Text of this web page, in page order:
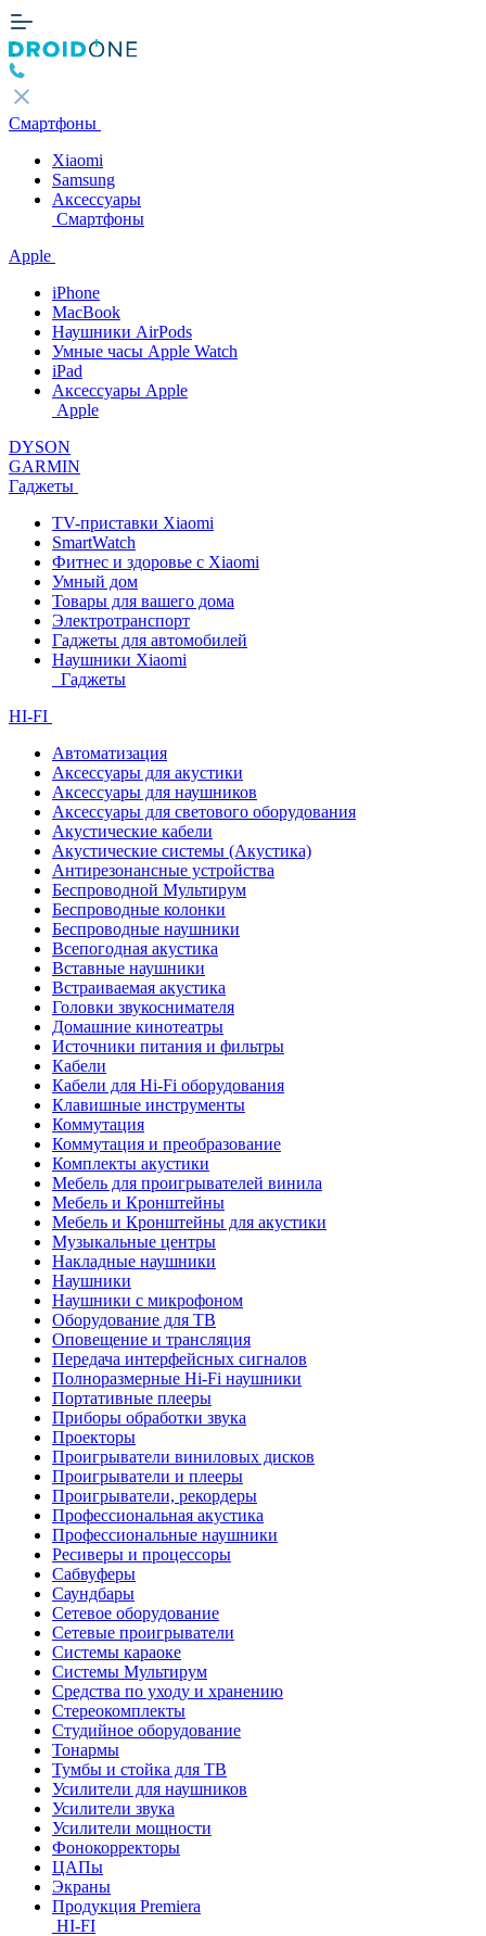
Смартфоны
Xiaomi
Samsung
Аксессуары
Смартфоны
Apple
iPhone
MacBook
Наушники AirPods
Умные часы Apple Watch
iPad
Аксессуары Apple
Apple
DYSON
GARMIN
Гаджеты
TV-приставки Xiaomi
SmartWatch
Фитнес и здоровье с Xiaomi
Умный дом
Товары для вашего дома
Электротранспорт
Гаджеты для автомобилей
Наушники Xiaomi
Гаджеты
HI-FI
Автоматизация
Аксессуары для акустики
Аксессуары для наушников
Аксессуары для светового оборудования
Акустические кабели
Акустические системы (Акустика)
Антирезонансные устройства
Беспроводной Мультирум
Беспроводные колонки
Беспроводные наушники
Всепогодная акустика
Вставные наушники
Встраиваемая акустика
Головки звукоснимателя
Домашние кинотеатры
Источники питания и фильтры
Кабели
Кабели для Hi-Fi оборудования
Клавишные инструменты
Коммутация
Коммутация и преобразование
Комплекты акустики
Мебель для проигрывателей винила
Мебель и Кронштейны
Мебель и Кронштейны для акустики
Музыкальные центры
Накладные наушники
Наушники
Наушники с микрофоном
Оборудование для ТВ
Оповещение и трансляция
Передача интерфейсных сигналов
Полноразмерные Hi-Fi наушники
Портативные плееры
Приборы обработки звука
Проекторы
Проигрыватели виниловых дисков
Проигрыватели и плееры
Проигрыватели, рекордеры
Профессиональная акустика
Профессиональные наушники
Ресиверы и процессоры
Сабвуферы
Саундбары
Сетевое оборудование
Сетевые проигрыватели
Системы караоке
Системы Мультирум
Средства по уходу и хранению
Стереокомплекты
Студийное оборудование
Тонармы
Тумбы и стойка для ТВ
Усилители для наушников
Усилители звука
Усилители мощности
Фонокорректоры
ЦАПы
Экраны
Продукция Premiera
HI-FI